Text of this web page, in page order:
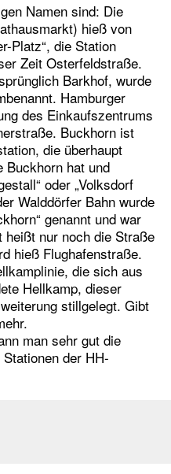
Namen sind: Die
hieß von
Platz“, die Station
Zeit Osterfeldstraße.
Barkhof, wurde
Hamburger
des Einkaufszentrums
Buckhorn ist
die überhaupt
Buckhorn hat und
oder „Volksdorf
Walddörfer Bahn wurde
genannt und war
nur noch die Straße
hieß Flughafenstraße.
die sich aus
Hellkamp, dieser
stillgelegt. Gibt
man sehr gut die
der HH-